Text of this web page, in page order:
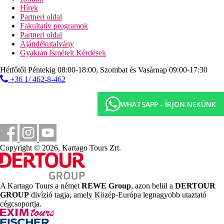
vízi sportok
Ellátás
All Inclusive: minden étkezés büférendszerben. Helyi
alkoholos és alkoholmentes italok 00.00 és 24.00 óra
között. Az All Inclusive szállodák szolgáltatásai bizonyos
részletekben szállodánként eltérhetnek.
Az adott ország hivatalos besorolása: 4*.
Távolságok
52 km
Távolság a legközelebbi repülőtértől
Vásárlás
2,5 km
Városközpont
Hírek
Partneri oldal
Fakultatív programok
Partneri oldal
Ajándékutalvány
Gyakran Ismételt Kérdések
Hétfőtől Péntekig 08:00-18:00, Szombat és Vasárnap 09:00-17:30
+36 1/ 462-8-462
WHATSAPP - ÍRJON NEKÜNK
Copyright © 2026, Kartago Tours Zrt.
A Kartago Tours a német REWE Group, azon belül a DERTOUR
GROUP divízió tagja, amely Közép-Európa legnagyobb utaztató
cégcsoportja.